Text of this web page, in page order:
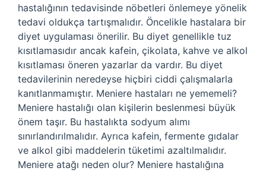
hastalığının tedavisinde nöbetleri önlemeye yönelik
tedavi oldukça tartışmalıdır. Öncelikle hastalara bir
diyet uygulaması önerilir. Bu diyet genellikle tuz
kısıtlamasıdır ancak kafein, çikolata, kahve ve alkol
kısıtlaması öneren yazarlar da vardır. Bu diyet
tedavilerinin neredeyse hiçbiri ciddi çalışmalarla
kanıtlanmamıştır. Meniere hastaları ne yememeli?
Meniere hastalığı olan kişilerin beslenmesi büyük
önem taşır. Bu hastalıkta sodyum alımı
sınırlandırılmalıdır. Ayrıca kafein, fermente gıdalar
ve alkol gibi maddelerin tüketimi azaltılmalıdır.
Meniere atağı neden olur? Meniere hastalığına